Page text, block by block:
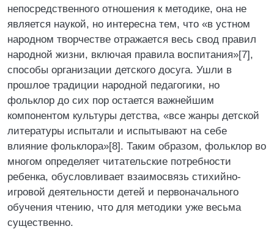
непосредственного отношения к методике, она не
является наукой, но интересна тем, что «в устном
народном творчестве отражается весь свод правил
народной жизни, включая правила воспитания»[7],
способы организации детского досуга. Ушли в
прошлое традиции народной педагогики, но
фольклор до сих пор остается важнейшим
компонентом культуры детства, «все жанры детской
литературы испытали и испытывают на себе
влияние фольклора»[8]. Таким образом, фольклор во
многом определяет читательские потребности
ребенка, обусловливает взаимосвязь стихийно-
игровой деятельности детей и первоначального
обучения чтению, что для методики уже весьма
существенно.